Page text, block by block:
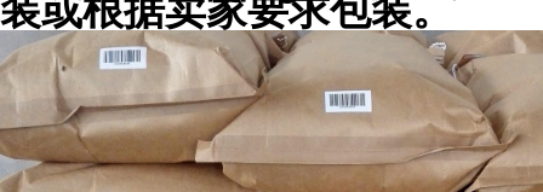
装或根据卖家要求包装。